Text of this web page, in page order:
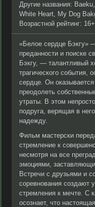
Другие названия:
White Heart, My Dog
Возрастной рейтинг: 16+
«Белое сердце Бэкгу»
преданности и поиске
Бэкгу, — талантливый
трагического события,
сердце. Он
преодолеть
утраты. В этом
подруга, верящая в
надежду.
Фильм мастерски
стремление к
несмотря на все
эмоциями,
Встречи с друзьями и
соревнования создают
стремления к мечте. С
осознает, что